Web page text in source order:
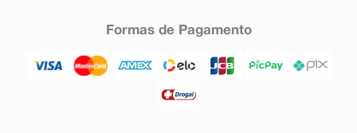
Formas de Pagamento